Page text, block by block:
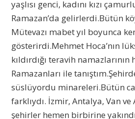
yaşlısı genci, kadını kızı
Ramazan’da gelirlerdi.Bütün
Mütevazı mabet yıl boyunca
gösterirdi.Mehmet Hoca’nın
kıldırdığı teravih
Ramazanları ile
süslüyordu minareleri.Bütün
farklıydı. İzmir, Antalya, Van
şehirler hemen birbirine